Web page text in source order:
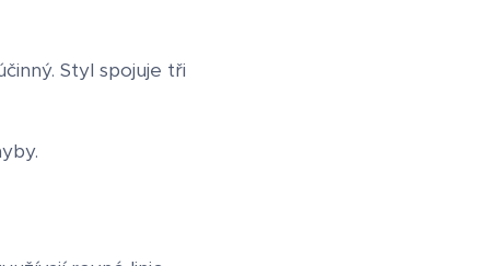
Styl spojuje tři